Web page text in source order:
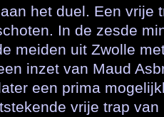
het duel. Een vrije
In de zesde
meiden uit Zwolle
inzet van Maud
een prima
vrije trap